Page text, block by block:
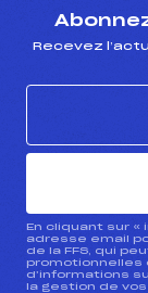
Recevez
En cliquant sur «
adresse email
de la FFS, qui
promotionnelles
d’informations
la gestion de